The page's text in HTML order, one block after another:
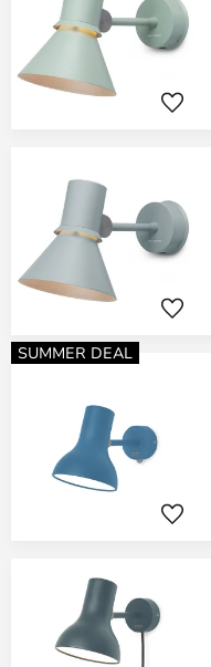
SUMMER DEAL